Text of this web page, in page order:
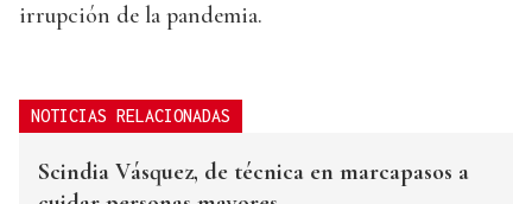
irrupción de la pandemia.
NOTICIAS RELACIONADAS
Scindia Vásquez, de técnica en marcapasos a